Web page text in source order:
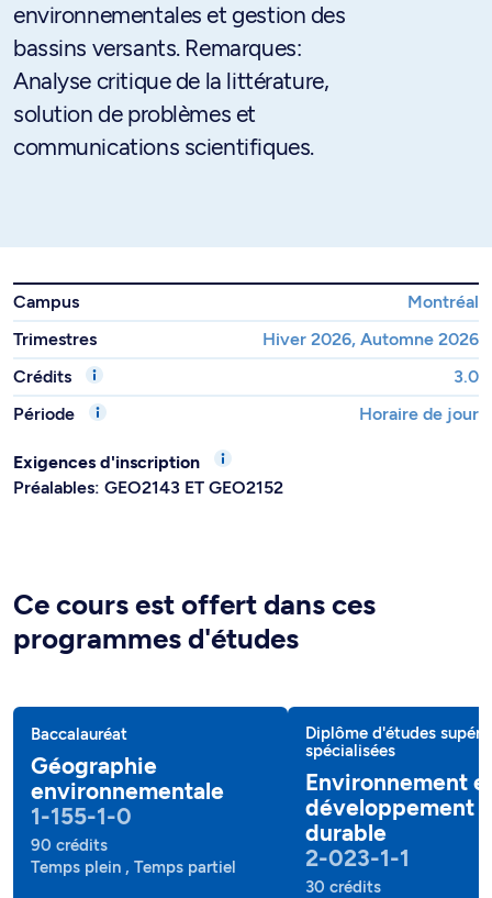
environnementales et gestion des
bassins versants. Remarques:
Analyse critique de la littérature,
solution de problèmes et
communications scientifiques.
Campus
Montréal
Trimestres
Hiver 2026, Automne 2026
Crédits
3.0
Période
Horaire de jour
Exigences d'inscription
Préalables: GEO2143 ET GEO2152
Ce cours est offert dans ces
programmes d'études
Baccalauréat
Géographie
environnementale
1-155-1-0
90 crédits
Temps plein , Temps partiel
Diplôme d'études
spécialisées
Environnement
développement
durable
2-023-1-1
30 crédits